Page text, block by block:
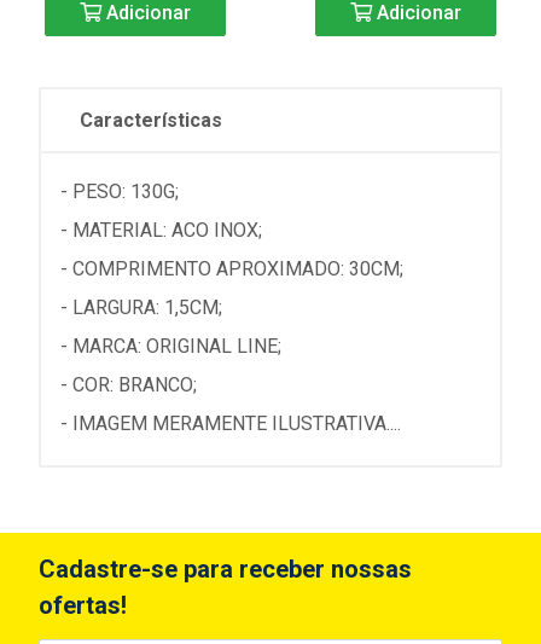
Adicionar Adicionar
Características
- PESO: 130G;
- MATERIAL: ACO INOX;
- COMPRIMENTO APROXIMADO: 30CM;
- LARGURA: 1,5CM;
- MARCA: ORIGINAL LINE;
- COR: BRANCO;
- IMAGEM MERAMENTE ILUSTRATIVA....
Cadastre-se para receber nossas
ofertas!